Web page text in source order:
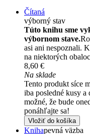
Čítaná
výborný stav
Túto knihu sme
výbornom stave.
asi ani nespoznali.
na niektorých
8,60 €
Na sklade
Tento produkt síce
iba posledné kusy a
možné, že bude
ponáhľajte sa!
Vložiť do košíka
Knihapevná väzba